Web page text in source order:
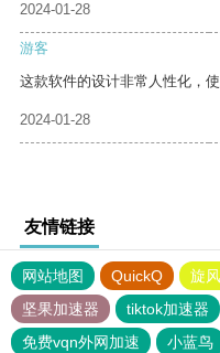
2024-01-28
游客
这款软件的设计非常人性化，使
2024-01-28
友情链接
网站地图 QuickQ 旋
坚果加速器
tiktok加速器
免费vqn外网加速
小蓝鸟